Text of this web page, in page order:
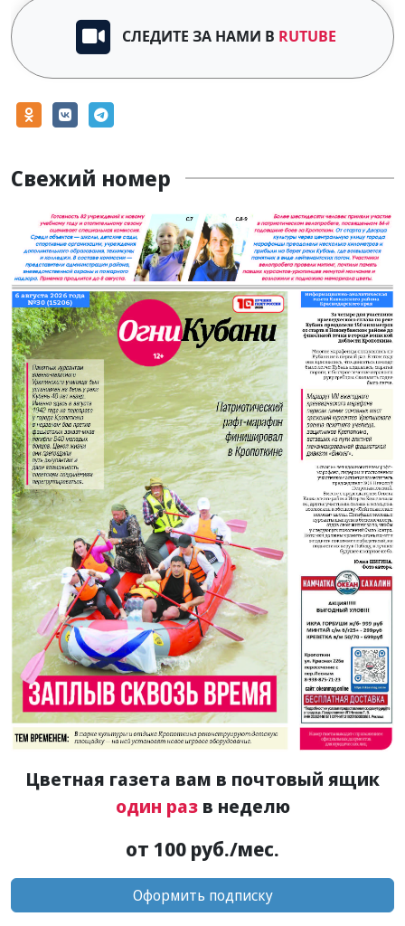
СЛЕДИТЕ ЗА НАМИ В RUTUBE
Свежий номер
Цветная газета вам в почтовый ящик
один разв неделю
от 100 руб./мес.
Оформить подписку